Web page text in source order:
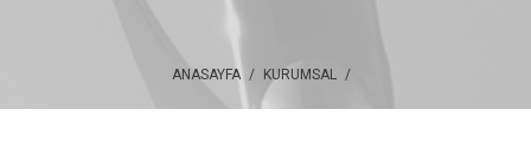
ANASAYFA / KURUMSAL /